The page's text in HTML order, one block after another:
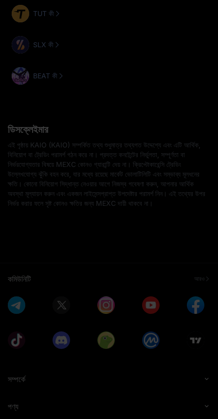
TUT কী
SLX কী
BEAT কী
ডিসক্লেইমার
এই পৃষ্ঠায় KAIO (KAIO) সম্পর্কিত তথ্য শুধুমাত্র তথ্যগত উদ্দেশ্যে এবং এটি আর্থিক,
বিনিয়োগ বা ট্রেডিং পরামর্শ গঠন করে না। প্রদত্ত কনটেন্টের নির্ভুলতা, সম্পূর্ণতা বা
নির্ভরযোগ্যতার বিষয়ে MEXC কোনও গ্যারান্টি দেয় না। ক্রিপ্টোকারেন্সি ট্রেডিং
উল্লেখযোগ্য ঝুঁকি বহন করে, যার মধ্যে রয়েছে মার্কেট ভোলাটিলিটি এবং সম্ভাব্য মূলধনের
ক্ষতি। কোনো বিনিয়োগ সিদ্ধান্ত নেওয়ার আগে নিজস্ব গবেষণা করুন, আপনার আর্থিক
অবস্থা মূল্যায়ন করুন এবং একজন লাইসেন্সপ্রাপ্ত উপদেষ্টার পরামর্শ নিন। এই তথ্যের উপর
নির্ভর করার ফলে সৃষ্ট কোনও ক্ষতির জন্য MEXC দায়ী থাকবে না।
কমিউনিটি আরও
সম্পর্কে
পণ্য